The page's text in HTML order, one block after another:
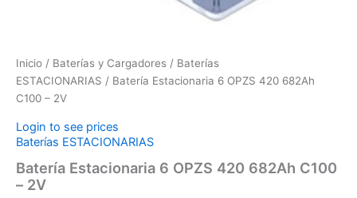
Inicio / Baterías y Cargadores / Baterías
ESTACIONARIAS / Batería Estacionaria 6 OPZS 420 682Ah
C100 – 2V
Login to see prices
Baterías ESTACIONARIAS
Batería Estacionaria 6 OPZS 420 682Ah C100
– 2V